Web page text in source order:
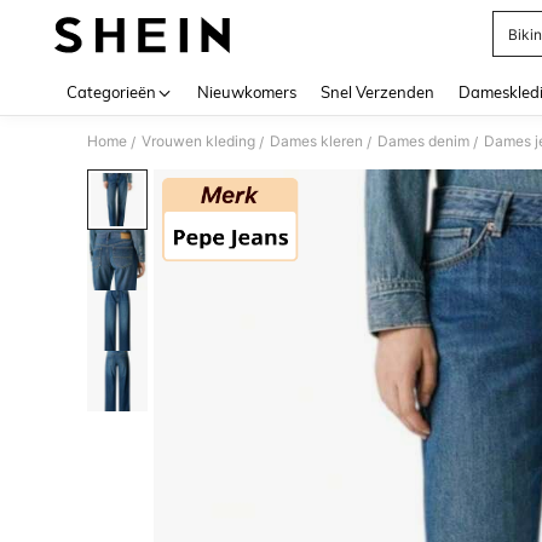
Categorieën Nieuwkomers Snel Verzenden
Home / Vrouwen kleding / Dames kleren / Dames denim / Dames